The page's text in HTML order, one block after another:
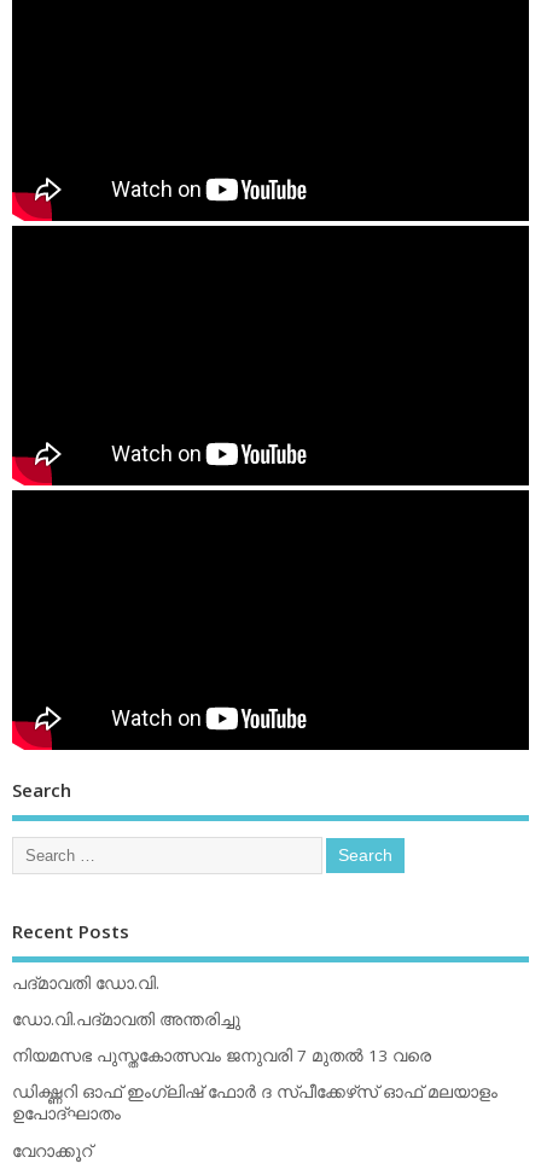
Search
Recent Posts
പദ്മാവതി ഡോ.വി.
ഡോ.വി.പദ്മാവതി അന്തരിച്ചു
നിയമസഭ പുസ്തകോത്സവം ജനുവരി 7 മുതല്‍ 13 വരെ
ഡിക്ഷ്ണറി ഓഫ് ഇംഗ്ലിഷ് ഫോര്‍ ദ സ്പീക്കേഴ്‌സ് ഓഫ് മലയാളം
ഉപോദ്ഘാതം
വേറാക്കൂറ്